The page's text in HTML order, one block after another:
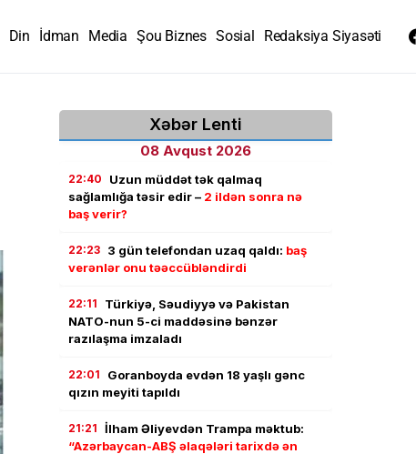
Din İdman Media Şou Biznes Sosial Redaksiya Siyasəti
Xəbər Lenti
08 Avqust 2026
22:40
Uzun müddət tək qalmaq
sağlamlığa təsir edir – 2 ildən sonra nə
baş verir?
22:23 3 gün telefondan uzaq qaldı: baş
verənlər onu təəccübləndirdi
22:11
Türkiyə, Səudiyyə və Pakistan
NATO-nun 5-ci maddəsinə bənzər
razılaşma imzaladı
22:01
Goranboyda evdən 18 yaşlı gənc
qızın meyiti tapıldı
21:21 İlham Əliyevdən Trampa məktub:
“Azərbaycan-ABŞ əlaqələri tarixdə ən